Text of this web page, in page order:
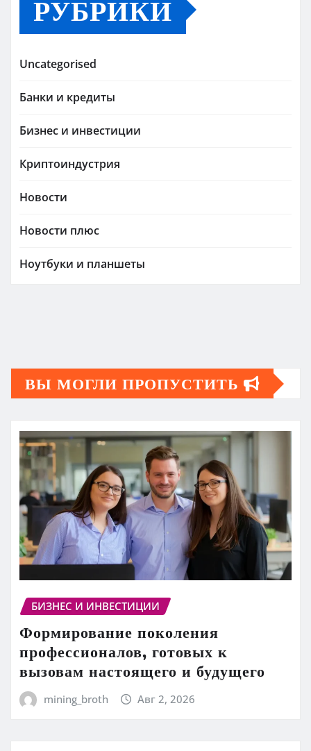
РУБРИКИ
Uncategorised
Банки и кредиты
Бизнес и инвестиции
Криптоиндустрия
Новости
Новости плюс
Ноутбуки и планшеты
ВЫ МОГЛИ ПРОПУСТИТЬ
БИЗНЕС И ИНВЕСТИЦИИ
Формирование поколения
профессионалов, готовых к
вызовам настоящего и будущего
mining_broth Авг 2, 2026